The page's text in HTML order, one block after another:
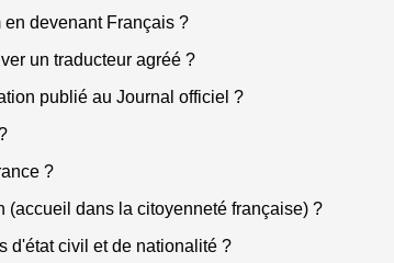
en devenant Français ?
un traducteur agréé ?
publié au Journal officiel ?
?
dans la citoyenneté française) ?
d'état civil et de nationalité ?